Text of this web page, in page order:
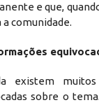
e que,
comunidade.
existem
sobre o